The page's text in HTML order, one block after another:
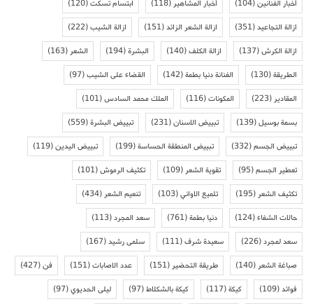
أخبار الفنانين(104) أخبار المشاهير(118) ابتسام تسكت(120)
ازالة التجاعيد(351) ازالة الشعر الزائد(151) ازالة الشيب(222)
ازالة الكرش(137) ازالة الكلف(140) البشرة(194) الشعر(163)
الطريقة(130) الفنانة دنيا بطمة(142) القضاء على الشيب(97)
المقادير(223) المكونات(116) الملك محمد السادس(101)
بسمة بوسيل(139) تبييض الاسنان(231) تبييض البشرة(559)
تبييض الجسم(332) تبييض المنطقة الحساسة(199) تبييض اليدين(119)
تعطير الجسم(95) تقوية الشعر(109) تكثيف الرموش(101)
تكثيف الشعر(195) تلميع الاواني(103) تنعيم الشعر(434)
حالات الشفاء(124) دنيا بطمة(761) سعد المجرد(113)
سعد لمجرد(226) سعيدة شرف(111) سلمى رشيد(167)
صباغة الشعر(140) طريقة التحضير(151) عدد الاصابات(151) فن(427)
فوائد(109) كيكة(117) كيكة بالشكلاط(97) ليلى الحديوي(97)